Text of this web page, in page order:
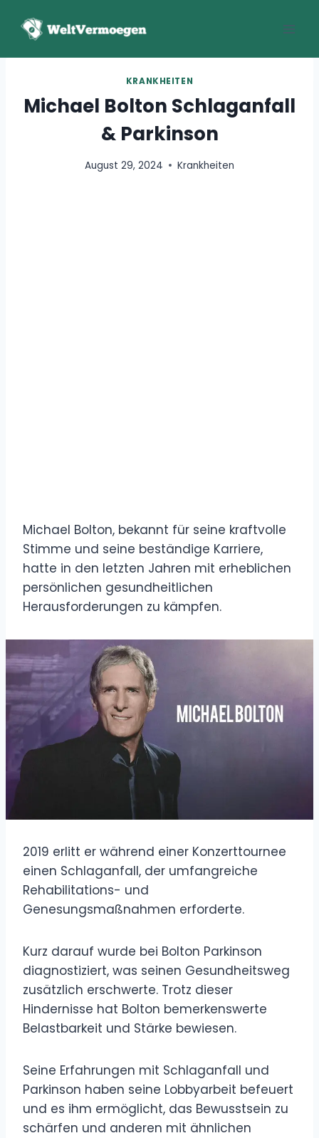
Inhalt
KRANKHEITEN
Michael Bolton Schlaganfall
& Parkinson
August 29, 2024 Krankheiten
Michael Bolton, bekannt für seine kraftvolle
Stimme und seine beständige Karriere,
hatte in den letzten Jahren mit erheblichen
persönlichen gesundheitlichen
Herausforderungen zu kämpfen.
2019 erlitt er während einer Konzerttournee
einen Schlaganfall, der umfangreiche
Rehabilitations- und
Genesungsmaßnahmen erforderte.
Kurz darauf wurde bei Bolton Parkinson
diagnostiziert, was seinen Gesundheitsweg
zusätzlich erschwerte. Trotz dieser
Hindernisse hat Bolton bemerkenswerte
Belastbarkeit und Stärke bewiesen.
Seine Erfahrungen mit Schlaganfall und
Parkinson haben seine Lobbyarbeit befeuert
und es ihm ermöglicht, das Bewusstsein zu
schärfen und anderen mit ähnlichen